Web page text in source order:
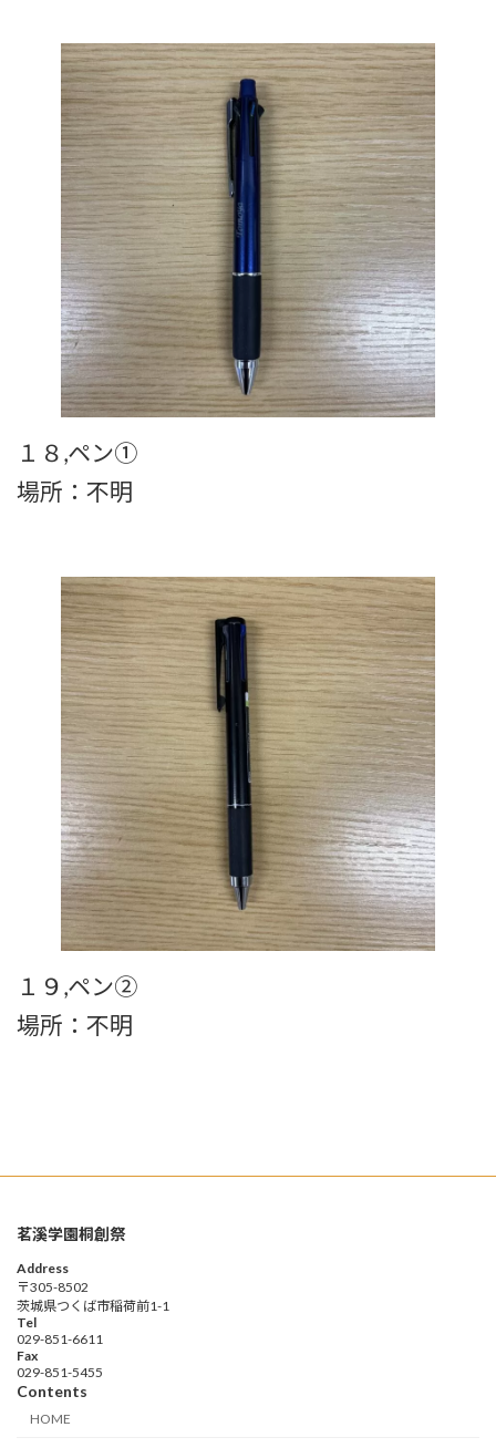
１８,ペン①
場所：不明
１９,ペン②
場所：不明
茗溪学園桐創祭
Address
〒305-8502
茨城県つくば市稲荷前1-1
Tel
029-851-6611
Fax
029-851-5455
Contents
HOME